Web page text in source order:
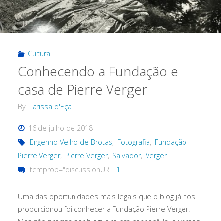
e
cultura
Cultura
Conhecendo a Fundação e
casa de Pierre Verger
By Larissa d'Eça
16 de julho de 2018
Engenho Velho de Brotas, Fotografia, Fundação
Pierre Verger, Pierre Verger, Salvador, Verger
itemprop="discussionURL" 1
Uma das oportunidades mais legais que o blog já nos
proporcionou foi conhecer a Fundação Pierre Verger.